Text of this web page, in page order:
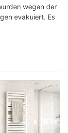
wegen der
evakuiert. Es